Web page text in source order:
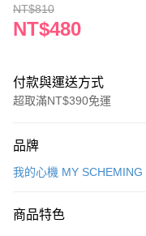
NT$810
NT$480
付款與運送方式
超取滿NT$390免運
POYA支付
超商取貨付款
品牌
我的心機 MY SCHEMING
商品特色